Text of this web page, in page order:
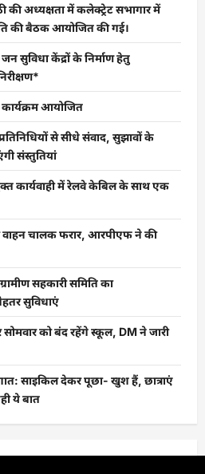
की अध्यक्षता में कलेक्ट्रेट सभागार में
की बैठक आयोजित की गई।
सुविधा केंद्रों के निर्माण हेतु
कार्यक्रम आयोजित
से सीधे संवाद, सुझावों के
संस्तुतियां
कार्यवाही में रेलवे केबिल के साथ एक
वाहन चालक फरार, आरपीएफ ने की
सहकारी समिति का
सुविधाएं
को बंद रहेंगे स्कूल, DM ने जारी
साइकिल देकर पूछा- खुश हैं, छात्राएं
ये बात